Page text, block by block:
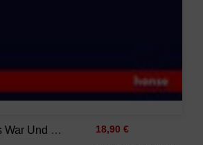
Wien, Wie Es War Und Ist Federzeichnungen 18,90 €